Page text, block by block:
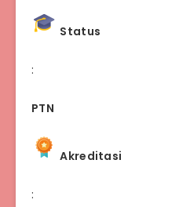
Status
:
PTN
Akreditasi
: